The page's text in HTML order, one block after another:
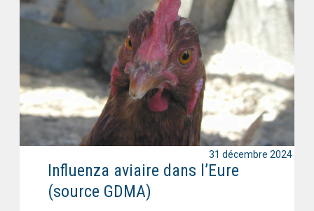
Influenza aviaire dans l’Eure
(source GDMA)
31 décembre 2024